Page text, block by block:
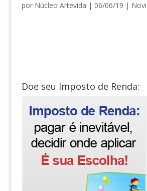
por Núcleo Artevida | 06/06/19 |
Doe seu Imposto de Renda: